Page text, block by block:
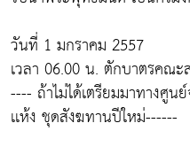
วันที่ 1 มกราคม 2557
เวลา 06.00 น. ตักบาตรคณ
---- ถ้าไม่ได้เตรียมมาทางศูน
เเห้ง ชุดสังฆทานปีใหม่------